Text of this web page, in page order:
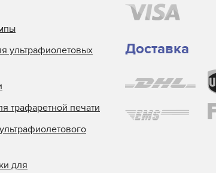
Доставка
ультрафиолетовых
трафаретной печати
для